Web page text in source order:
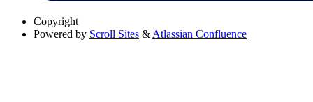
Copyright
Powered by Scroll Sites & Atlassian Confluence